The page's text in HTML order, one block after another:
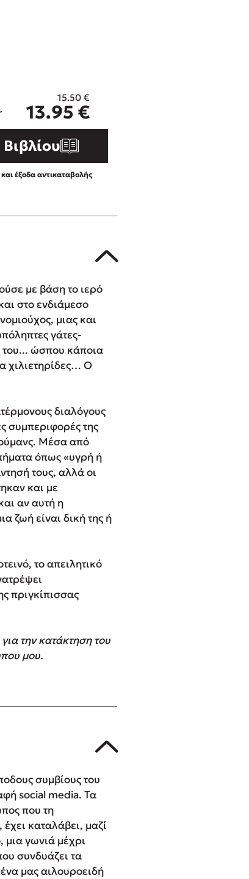
15.50 €
13.95 €
έξοδα αντικαταβολής
με βάση το ιερό
στο ενδιάμεσο
μιας και
γάτες-
του... ώσπου κάποια
χιλιετηρίδες… Ο
διαλόγους
συμπεριφορές της
Μέσα από
όπως «υγρή ή
τους, αλλά οι
και με
αν αυτή η
ζωή είναι δική της ή
το απειλητικό
πριγκίπισσας
την κατάκτηση του
μου.
συμβίους του
social media. Τα
που τη
καταλάβει, μαζί
μια γωνιά μέχρι
συνδυάζει τα
μας αιλουροειδή